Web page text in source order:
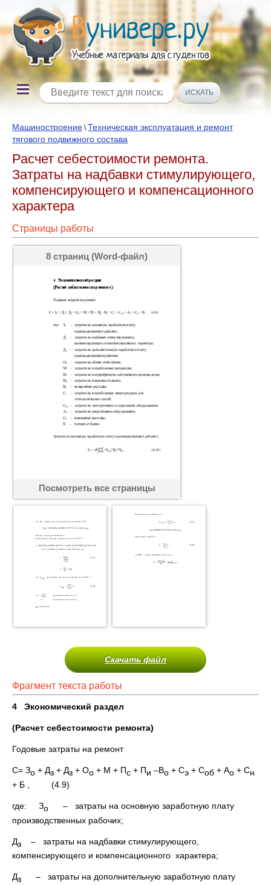
Машиностроение \Техническая эксплуатация и ремонт
тягового подвижного состава
Расчет себестоимости ремонта.
Затраты на надбавки стимулирующего,
компенсирующего и компенсационного
характера
Страницы работы
8 страниц (Word-файл)
Посмотреть все страницы
Скачать файл
Фрагмент текста работы
4 Экономический раздел
(Расчет себестоимости ремонта)
Годовые затраты на ремонт
С= Зо + Дз + Дз + Оo + М + Пс + Пи –Во + Сэ + Соб + Ао + Сн
+ Б , (4.9)
где: Зо – затраты на основную заработную плату
производственных рабочих;
Дз – затраты на надбавки стимулирующего,
компенсирующего и компенсационного характера;
Дз – затраты на дополнительную заработную плату